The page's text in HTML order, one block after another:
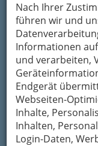
Nach Ihrer
führen wir und
Informationen
und verarbeiten,
Endgerät
Webseiten-
Inhalte,
Inhalten,
Login-Daten,
Meine Email
Mein Betreff
Meine Nachricht